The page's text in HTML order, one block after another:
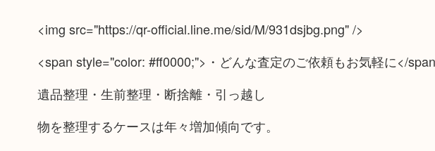
<img src="https://qr-official.line.me/sid/M/931dsjbg.png" />
<span style="color: #ff0000;">・どんな査定のご依頼もお気軽に</
遺品整理・生前整理・断捨離・引っ越し
物を整理するケースは年々増加傾向です。